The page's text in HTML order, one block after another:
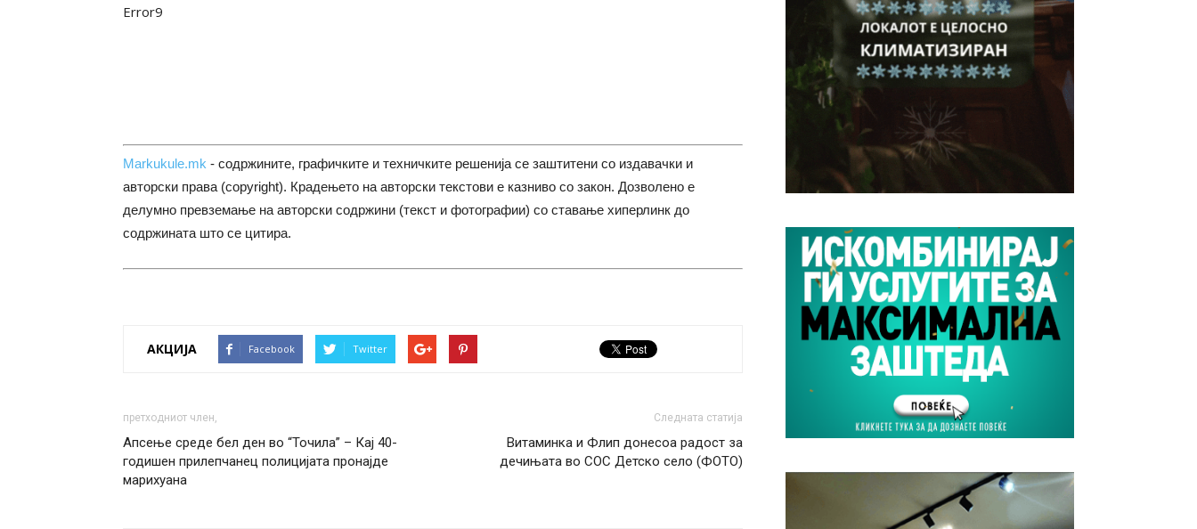
Error9
Markukule.mk - содржините, графичките и техничките решенија се заштитени со издавачки и
авторски права (copyright). Крадењето на авторски текстови е казниво со закон. Дозволено е
делумно превземање на авторски содржини (текст и фотографии) со ставање хиперлинк до
содржината што се цитира.
АКЦИЈА Facebook Twitter
претходниот член,
Апсење среде бел ден во “Toчила” – Кај 40-
годишен прилепчанец полицијата пронајде
марихуана
Следната статија
Витаминка и Флип донесоа радост за
дечињата во СОС Детско село (ФОТО)